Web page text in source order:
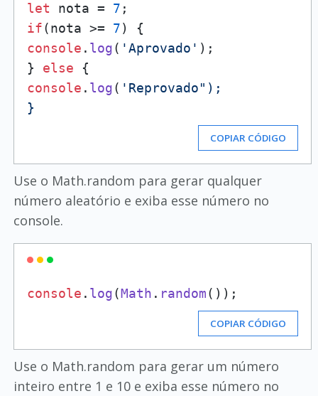
let nota = 7
if(nota >= 7
console . log( 'Aprovado' );
} else
console . log( 'Reprovado");
COPIAR CÓDIGO
Use o Math.random para gerar qualquer
número aleatório e exiba esse número no
console.
console . log(Math . random
COPIAR CÓDIGO
Use o Math.random para gerar um número
inteiro entre 1 e 10 e exiba esse número no